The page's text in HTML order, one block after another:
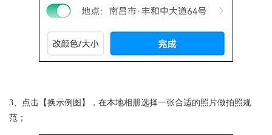
3、点击【换示例图】，在本地相册选择一张合适的照片做拍照规
范；